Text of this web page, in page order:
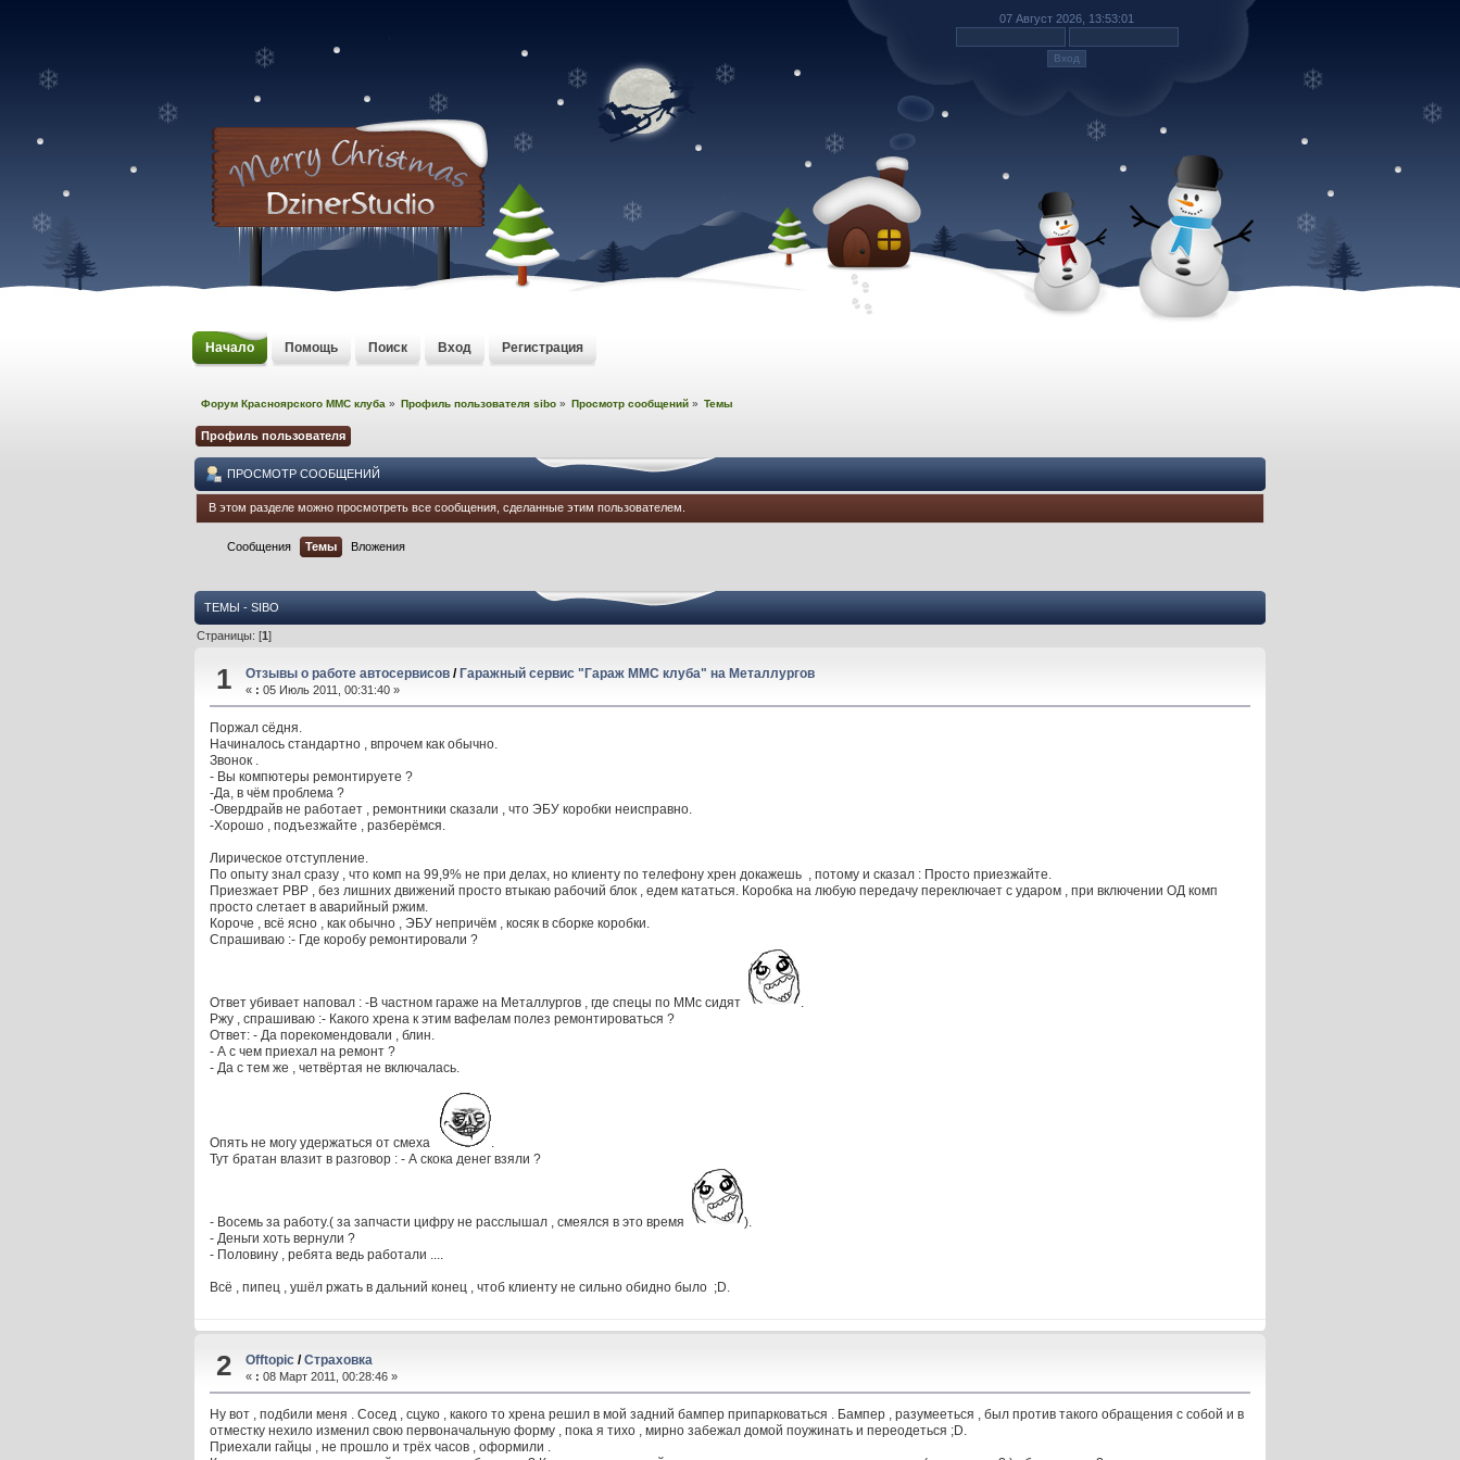
07 Август 2026, 13:53:01
Начало Помощь Поиск Вход Регистрация
Форум Красноярского MMC клуба » Профиль пользователя sibo » Просмотр сообщений » Темы
Профиль пользователя
ПРОСМОТР СООБЩЕНИЙ
В этом разделе можно просмотреть все сообщения, сделанные этим пользователем.
Сообщения Темы Вложения
ТЕМЫ - SIBO
Страницы: [1]
1 Отзывы о работе автосервисов/Гаражный сервис "Гараж ММС клуба" на Металлургов
« : 05 Июль 2011, 00:31:40 »
Поржал сёдня.
Начиналось стандартно , впрочем как обычно.
Звонок .
- Вы компютеры ремонтируете ?
-Да, в чём проблема ?
-Овердрайв не работает , ремонтники сказали , что ЭБУ коробки неисправно.
-Хорошо , подъезжайте , разберёмся.
Лирическое отступление.
По опыту знал сразу , что комп на 99,9% не при делах, но клиенту по телефону хрен докажешь , потому и сказал : Просто приезжайте.
Приезжает РВР , без лишних движений просто втыкаю рабочий блок , едем кататься. Коробка на любую передачу переключает с ударом , при включении ОД комп
просто слетает в аварийный ржим.
Короче , всё ясно , как обычно , ЭБУ непричём , косяк в сборке коробки.
Спрашиваю :- Где коробу ремонтировали ?
Ответ убивает наповал : -В частном гараже на Металлургов , где спецы по ММс сидят
.
Ржу , спрашиваю :- Какого хрена к этим вафелам полез ремонтироваться ?
Ответ: - Да порекомендовали , блин.
- А с чем приехал на ремонт ?
- Да с тем же , четвёртая не включалась.
Опять не могу удержаться от смеха
.
Тут братан влазит в разговор : - А скока денег взяли ?
- Восемь за работу.( за запчасти цифру не расслышал , смеялся в это время
).
- Деньги хоть вернули ?
- Половину , ребята ведь работали ....
Всё , пипец , ушёл ржать в дальний конец , чтоб клиенту не сильно обидно было ;D.
2 Offtopic/Страховка
« : 08 Март 2011, 00:28:46 »
Ну вот , подбили меня . Сосед , сцуко , какого то хрена решил в мой задний бампер припарковаться . Бампер , разумееться , был против такого обращения с собой и в
отместку нехило изменил свою первоначальную форму , пока я тихо , мирно забежал домой поужинать и переодеться ;D.
Приехали гайцы , не прошло и трёх часов , оформили .